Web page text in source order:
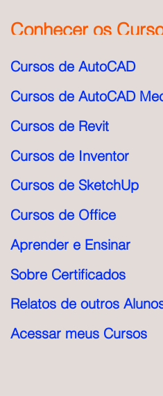
Conhecer os
Cursos de AutoCAD
Cursos de AutoCAD
Cursos de Revit
Cursos de Inventor
Cursos de SketchUp
Cursos de Office
Aprender e Ensinar
Sobre Certificados
Relatos de outros
Acessar meus Cursos